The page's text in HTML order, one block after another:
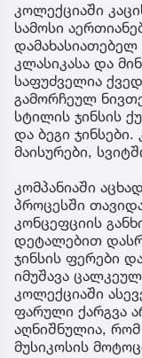
კოლექციაში
სამოსი
კლასიკასა და
საფუძველია
გამორჩეულ
სტილის ჯინსის
და ბეგი ჯინსები.
მაისურები,
კომპანიაში
პროცესში
კონცეფციის
დეტალებით
ჯინსის ფერები
იმუშავა
კოლექციაში
ფარული ქარგვა
აღნიშნულია,
მუსიკოსის